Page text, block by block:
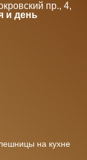
пр., 4,
и день
на кухне